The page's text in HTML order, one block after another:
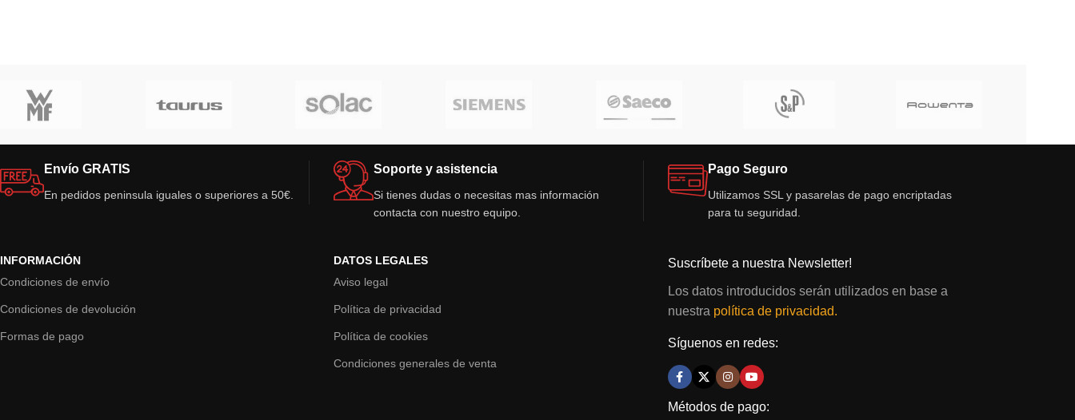
Envío GRATIS
En pedidos peninsula iguales o superiores a 50€.
Soporte y asistencia
Si tienes dudas o necesitas mas información
contacta con nuestro equipo.
Pago Seguro
Utilizamos SSL y pasarelas de pago encriptadas
para tu seguridad.
INFORMACIÓN
Condiciones de envío
Condiciones de devolución
Formas de pago
DATOS LEGALES
Aviso legal
Política de privacidad
Política de cookies
Condiciones generales de venta
Suscríbete a nuestra Newsletter!
Los datos introducidos serán utilizados en base a
nuestra política de privacidad.
Síguenos en redes:
Métodos de pago: